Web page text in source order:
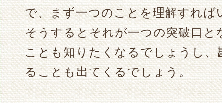
で、まず一つのことを理解すれば
そうするとそれが一つの突破口と
ことも知りたくなるでしょうし、
ることも出てくるでしょう。